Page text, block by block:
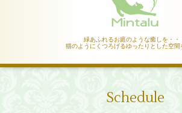
緑あふれるお庭のような癒しを・・
猫のようにくつろげるゆったりとした空間
Schedule